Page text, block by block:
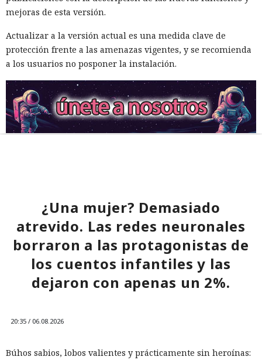
mejoras de esta versión.
Actualizar a la versión actual es una medida clave de
protección frente a las amenazas vigentes, y se recomienda
a los usuarios no posponer la instalación.
¿Una mujer? Demasiado
atrevido. Las redes neuronales
borraron a las protagonistas de
los cuentos infantiles y las
dejaron con apenas un 2%.
20:35 / 06.08.2026
Búhos sabios, lobos valientes y prácticamente sin heroínas: